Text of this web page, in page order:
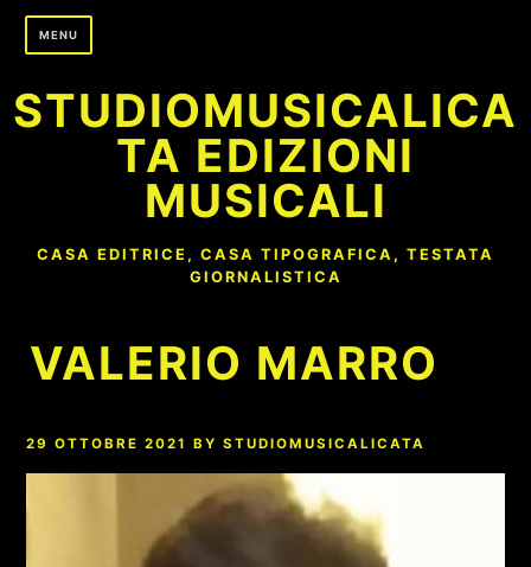
Skip
MENU
STUDIOMUSICALICA
TA EDIZIONI
MUSICALI
CASA EDITRICE, CASA TIPOGRAFICA, TESTATA
GIORNALISTICA
VALERIO MARRO
29 OTTOBRE 2021 BYSTUDIOMUSICALICATA